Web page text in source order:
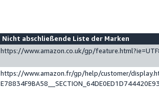
Nicht abschließende Liste der Marken
https://www.amazon.co.uk/gp/
https://www.amazon.fr/gp/help/customer/